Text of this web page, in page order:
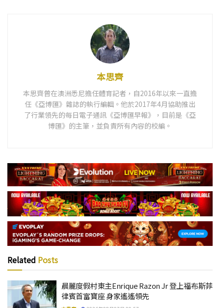
本思齊
本思齊曾在澳洲悉尼擔任體育記者，自2016年以來一直擔
任《亞博匯》雜誌的執行編輯。他於2017年4月協助推出
了行業領先的每日電子通訊《亞博匯早報》，目前是《亞
博匯》的主筆，並負責所有內容的校編。
Related Posts
晨麗度假村東主Enrique Razon Jr 登上福布斯菲
律賓首富寶座 身家遙遙領先